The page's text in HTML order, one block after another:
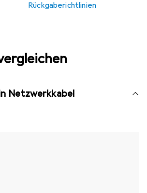
Rückgaberichtlinien
Netzwerkkabel